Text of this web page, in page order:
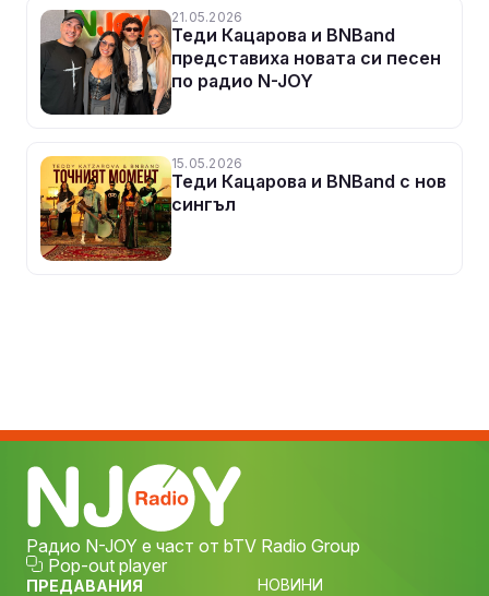
21.05.2026
Теди Кацарова и BNBand
представиха новата си песен
по радио N-JOY
15.05.2026
Теди Кацарова и BNBand с нов
сингъл
Радио N-JOY е част от bTV Radio Group
Pop-out player
ПРЕДАВАНИЯ
НОВИНИ